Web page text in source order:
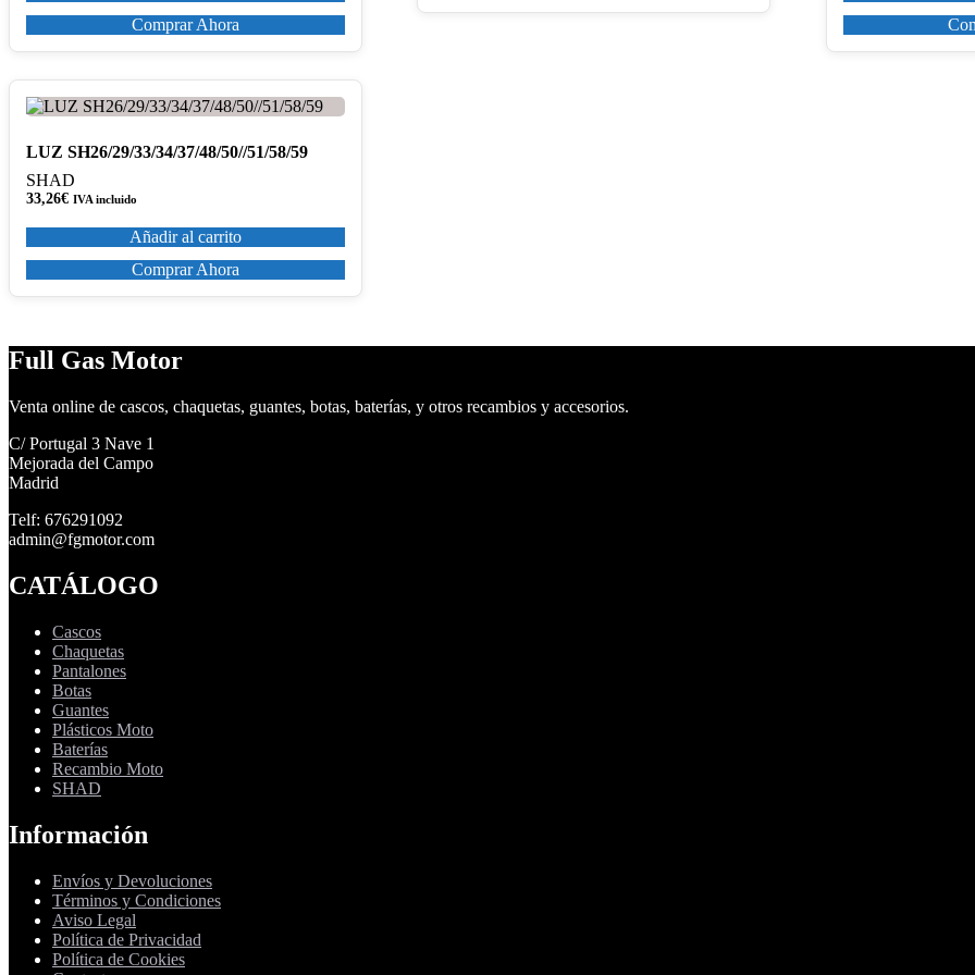
Comprar Ahora
LUZ SH26/29/33/34/37/48/50//51/58/59
SHAD
33,26€ IVA incluido
Añadir al carrito
Comprar Ahora
Full Gas Motor
Venta online de cascos, chaquetas, guantes, botas, baterías, y otros recambios y accesorios.
C/ Portugal 3 Nave 1
Mejorada del Campo
Madrid
Telf: 676291092
admin@fgmotor.com
CATÁLOGO
Cascos
Chaquetas
Pantalones
Botas
Guantes
Plásticos Moto
Baterías
Recambio Moto
SHAD
Información
Envíos y Devoluciones
Términos y Condiciones
Aviso Legal
Política de Privacidad
Política de Cookies